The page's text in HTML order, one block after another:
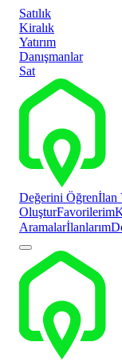
Satılık
Kiralık
Yatırım
Danışmanlar
Sat
Değerini Öğrenİlan
OluşturFavorilerim
Aramalarİlanlarım